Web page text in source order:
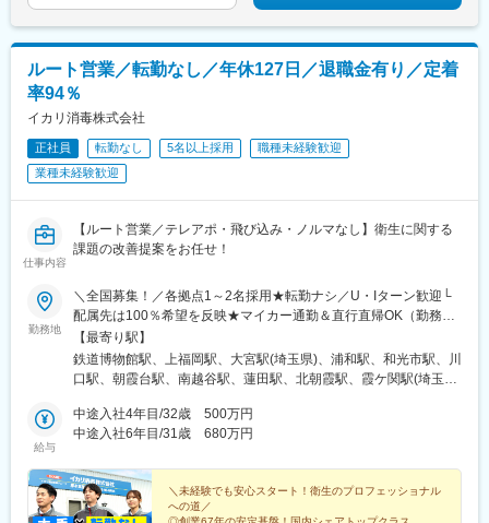
逢妻駅、上挙母駅、土橋駅(愛知県)、北安城駅、蒲郡競艇場前駅、
江南駅(愛知県)、小牧駅、国府宮駅、太田川駅、大府駅、牛田駅
(愛知県)、比良駅(愛知県)、西春駅、甚目寺駅、長久手古戦場駅、
日進駅(愛知県)、阿漕駅、霞ケ浦駅、泊駅(三重県)、松ケ崎駅(三重
駅、上桂駅、鴻池新田駅、平野駅(関西本線)、鳳駅、中百舌鳥駅、
久米田駅、富田駅(大阪府)、八尾南駅、牧落駅、若江岩田駅、交野
駅、舟入川口町駅、長楽寺駅、福山駅、周防花岡駅、琴電屋島
駅、久米駅、徳力嵐山口駅、東比恵駅、室見駅、久留米大学前
戸越公園駅、梶原駅、西高島平駅、府中駅(東京都)、二子新地駅、
稲荷町駅(富山県)、可児駅、北岡崎駅、青山駅(愛知県)、新上挙母
駅、安城駅、三河塩津駅、なかもず駅、摂津富田駅、芦屋駅(東海
道本線)、高取駅、潟元駅、郡元駅(鹿児島市電)、有明駅(東京都)、
中延駅、尾久駅、高島平駅、不二越駅、百舌鳥八幡駅、打出駅、
屋島駅、涙橋駅
ルート営業／転勤なし／年休127日／退職金有り／定着
率94％
イカリ消毒株式会社
正社員 転勤なし 5名以上採用
職種未経験歓迎
業種未経験歓迎
仕事内容
【ルート営業／テレアポ・飛び込み・ノルマなし】衛生に関する
課題の改善提案をお任せ！
勤務地
＼全国募集！／各拠点1～2名採用★転勤ナシ／U・Iターン歓迎└
配属先は100％希望を反映★マイカー通勤＆直行直帰OK（勤務地
や現場による）＼積極採用エリア／【北海道】北海道／旭川市、
北見市、釧路市【東北】宮城県／仙台市【関東】茨城県／つくば
市 東京都／江東区、町田市、武蔵村山市 埼玉県
伊勢原市 山梨県／中央市【東海】岐阜県／羽島
市 愛知県／名古屋市、知立市 三重県／四日市市
市 大阪府／東大阪市 兵庫県／加古川市、神戸
市、西宮市【中国】鳥取県／米子市 岡山県／岡山市【四
国】徳島県／徳島市 広島県／福山市【九州】福岡県／福
【最寄り駅】
鉄道博物館駅、上福岡駅、大宮駅(埼玉県)、浦和駅、和光市駅、川
口駅、朝霞台駅、南越谷駅、蓮田駅、北朝霞駅、霞ケ関駅(埼玉
心駅、武蔵浦和駅、所沢駅、北浦和駅、志木駅、草加駅、上尾
駅、東川口駅、谷塚駅、朝霞駅、春日部駅、戸田公園駅、東大宮
駅、せんげん台駅、与野駅、熊谷駅、本川越駅、新所沢駅、越谷
駅、代々木駅、新宿駅、渋谷駅、池袋駅、四ツ谷駅、大手町駅(東
京都)、新秋津駅、品川駅、市ケ谷駅、石神井公園駅、馬喰町駅、
給与
中途入社4年目/32歳 500万円
中途入社6年目/31歳 680万円
＼未経験でも安心スタート！衛生のプロフェッショナル
への道／